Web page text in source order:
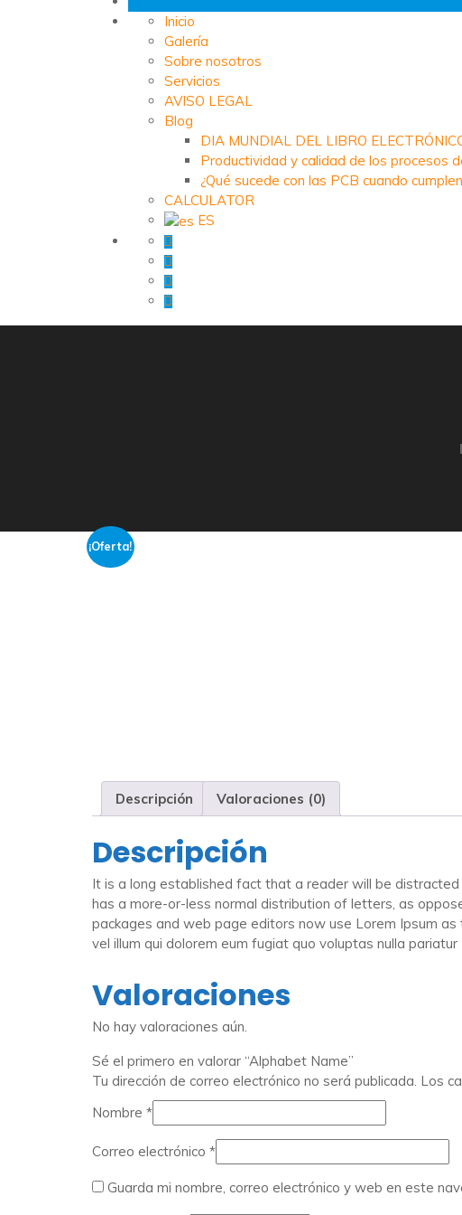
Inicio
Galería
Sobre nosotros
Servicios
AVISO LEGAL
Blog
DIA MUNDIAL DEL LIBRO
Productividad y calidad de los procesos
¿Qué sucede con las PCB cuando
CALCULATOR
ES
¡Oferta!
Descripción Valoraciones (0)
Descripción
It is a long established fact that a reader will be
has a more-or-less normal distribution of letters, as
packages and web page editors now use Lorem Ipsum as
vel illum qui dolorem eum fugiat quo voluptas nulla pariatur
Valoraciones
No hay valoraciones aún.
Sé el primero en valorar “Alphabet Name”
Tu dirección de correo electrónico no será publicada. Los
Nombre *
Correo electrónico *
Guarda mi nombre, correo electrónico y web en este